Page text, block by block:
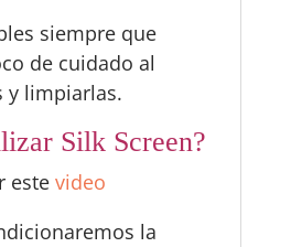
siempre que
de cuidado al
y limpiarlas.
Silk Screen?
este video
la